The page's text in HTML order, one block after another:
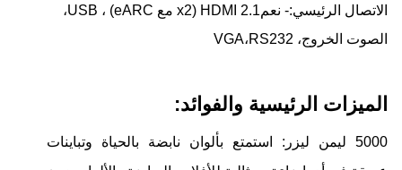
الاتصال الرئيسي:- نعم
HDMI 2.1 (x2 مع eARC) ، USB،
الصوت الخروج، VGA، RS232
الميزات الرئيسية والفوائد:
5000 ليمن ليزر: استمتع بألوان نابضة بالحياة وتباينات